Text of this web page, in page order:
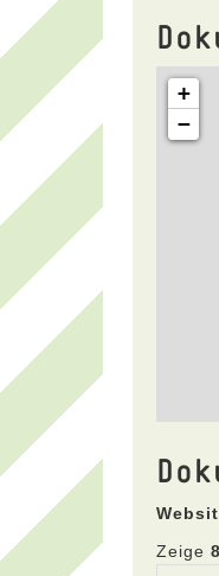
Zeige